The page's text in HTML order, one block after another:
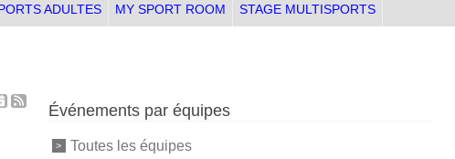
ADULTES MY SPORT ROOM STAGE MULTISPORTS
Événements par équipes
Toutes les équipes